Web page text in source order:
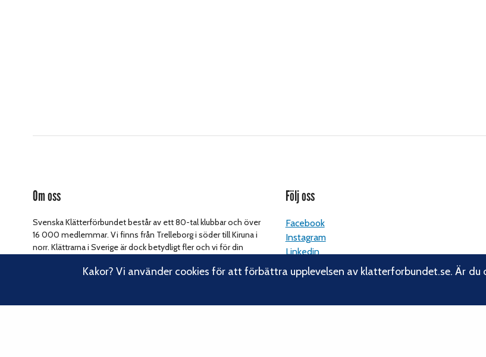
Om oss
Svenska Klätterförbundet består av ett 80-tal klubbar och över
16 000 medlemmar. Vi finns från Trelleborg i söder till Kiruna i
norr. Klättrarna i Sverige är dock betydligt fler och vi för din
hållbarhetsarbete.
Följ oss
Facebook
Instagram
Linkedin
Nyhetsbrev
Kakor? Vi använder cookies för att förbättra upplevelsen av klatterforbundet.se. Är du